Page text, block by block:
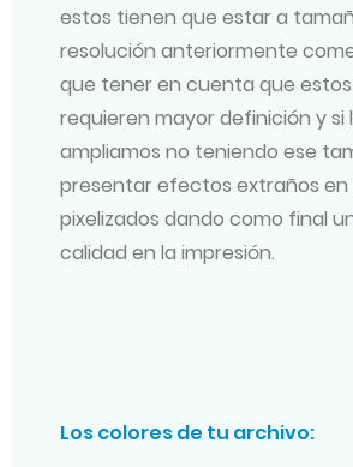
estos tienen que estar a
resolución anteriormente
que tener en cuenta que
requieren mayor definición y si
ampliamos no teniendo ese
presentar efectos extraños en
pixelizados dando como final
calidad en la impresión.
Los colores de tu archivo: